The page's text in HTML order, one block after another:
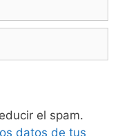
el spam.
datos de tus